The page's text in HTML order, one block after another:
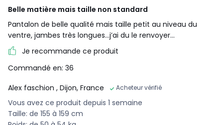
Belle matière mais taille non standard
Pantalon de belle qualité mais taille petit au niveau du
ventre, jambes très longues…j’ai du le renvoyer…
Je recommande ce produit
Commandé en: 36
Alex faschion , Dijon, France Acheteur vérifié
Vous avez ce produit depuis 1 semaine
Taille: de 155 à 159 cm